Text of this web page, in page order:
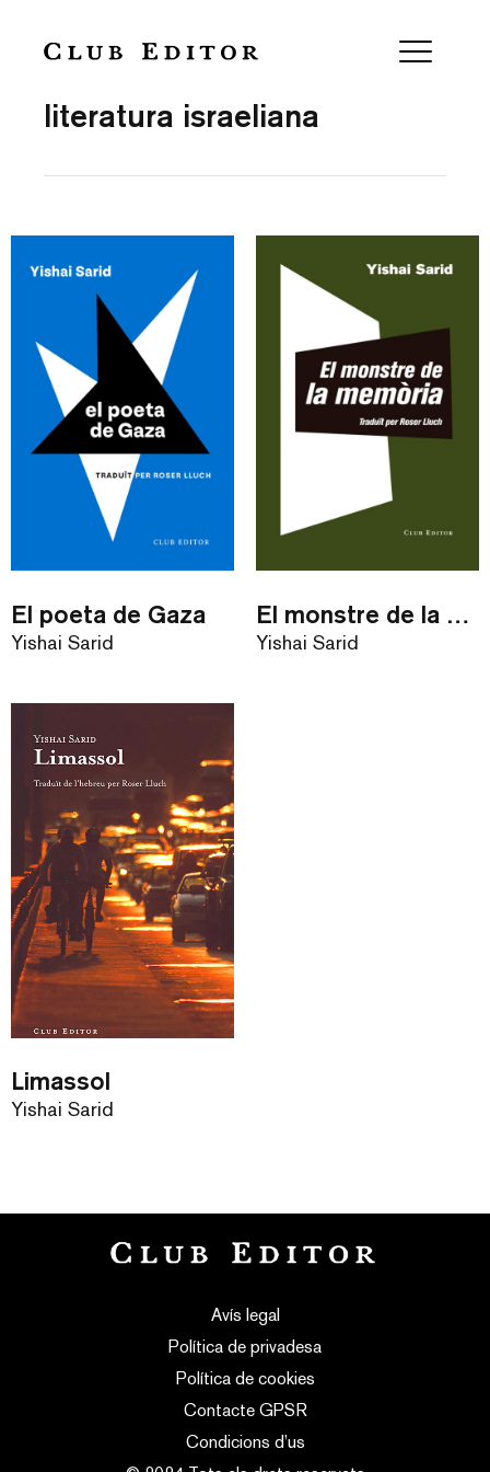
literatura israeliana
El poeta de Gaza
Yishai Sarid
El monstre de la memòria
Yishai Sarid
Limassol
Yishai Sarid
Avís legal
Política de privadesa
Política de cookies
Contacte GPSR
Condicions d’us